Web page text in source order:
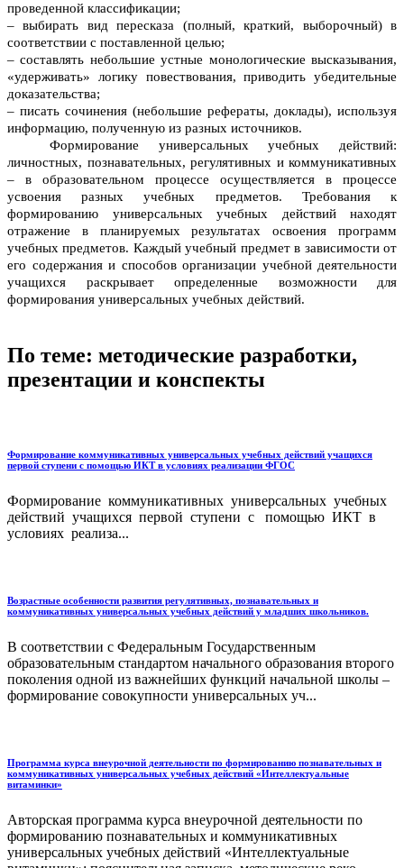
проведенной классификации;
– выбирать вид пересказа (полный, краткий, выборочный) в
соответствии с поставленной целью;
– составлять небольшие устные монологические высказывания,
«удерживать» логику повествования, приводить убедительные
доказательства;
– писать сочинения (небольшие рефераты, доклады), используя
информацию, полученную из разных источников.
Формирование универсальных учебных действий:
личностных, познавательных, регулятивных и коммуникативных
– в образовательном процессе осуществляется в процессе
усвоения разных учебных предметов. Требования к
формированию универсальных учебных действий находят
отражение в планируемых результатах освоения программ
учебных предметов. Каждый учебный предмет в зависимости от
его содержания и способов организации учебной деятельности
учащихся раскрывает определенные возможности для
формирования универсальных учебных действий.
По теме: методические разработки,
презентации и конспекты
Формирование коммуникативных универсальных учебных действий учащихся
первой ступени с помощью ИКТ в условиях реализации ФГОС
Формирование коммуникативных универсальных учебных
действий учащихся первой ступени с помощью ИКТ в
условиях реализа...
Возрастные особенности развития регулятивных, познавательных и
коммуникативных универсальных учебных действий у младших школьников.
В соответствии с Федеральным Государственным
образовательным стандартом начального образования второго
поколения одной из важнейших функций начальной школы –
формирование совокупности универсальных уч...
Программа курса внеурочной деятельности по формированию познавательных и
коммуникативных универсальных учебных действий «Интеллектуальные
витаминки»
Авторская программа курса внеурочной деятельности по
формированию познавательных и коммуникативных
универсальных учебных действий «Интеллектуальные